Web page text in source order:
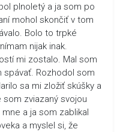
plnoletý a ja som po
mohol skončiť v tom
Bolo to trpké
nijak inak.
mi zostalo. Mal som
spávať. Rozhodol som
sa mi zložiť skúšky a
zviazaný svojou
a ja som zablikal
a myslel si, že